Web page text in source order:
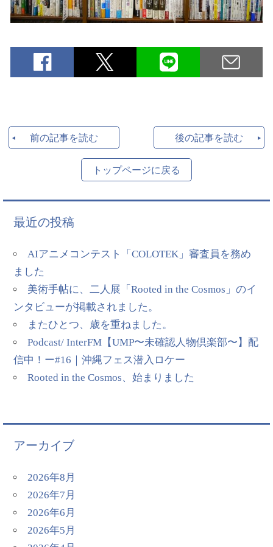
前の記事を読む 後の記事を読む
トップページに戻る
最近の投稿
AIアニメコンテスト「COLOTEK」審査員を務め
ました
美術手帖に、二人展「Rooted in the Cosmos」のイ
ンタビューが掲載されました。
またひとつ、歳を重ねました。
Podcast/ InterFM【UMP〜未確認人物倶楽部〜】配
信中！ー#16｜沖縄フェス潜入ロケー
Rooted in the Cosmos、始まりました
アーカイブ
2026年8月
2026年7月
2026年6月
2026年5月